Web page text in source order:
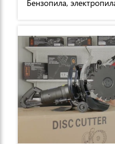
Бензопила,